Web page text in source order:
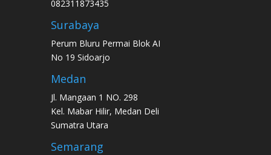
082311873435
Surabaya
Perum Bluru Permai Blok AI
No 19 Sidoarjo
Medan
Jl. Mangaan 1 NO. 298
Kel. Mabar Hilir, Medan Deli
Sumatra Utara
Semarang